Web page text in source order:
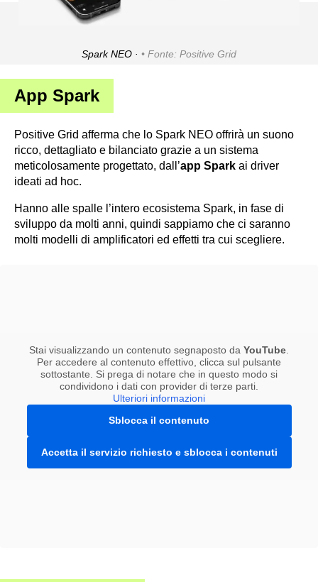
Spark NEO · Fonte: Positive Grid
App Spark
Positive Grid afferma che lo Spark NEO offrirà un suono
ricco, dettagliato e bilanciato grazie a un sistema
meticolosamente progettato, dall’app Spark ai driver
ideati ad hoc.
Hanno alle spalle l’intero ecosistema Spark, in fase di
sviluppo da molti anni, quindi sappiamo che ci saranno
molti modelli di amplificatori ed effetti tra cui scegliere.
Stai visualizzando un contenuto segnaposto da YouTube
Per accedere al contenuto effettivo, clicca sul pulsante
sottostante. Si prega di notare che in questo modo si
condividono i dati con provider di terze parti.
Ulteriori informazioni
Sblocca il contenuto
Accetta il servizio richiesto e sblocca i contenuti